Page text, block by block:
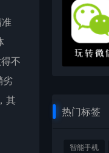
不
劣
其
热门标签
智能手机